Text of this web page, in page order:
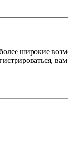
широкие